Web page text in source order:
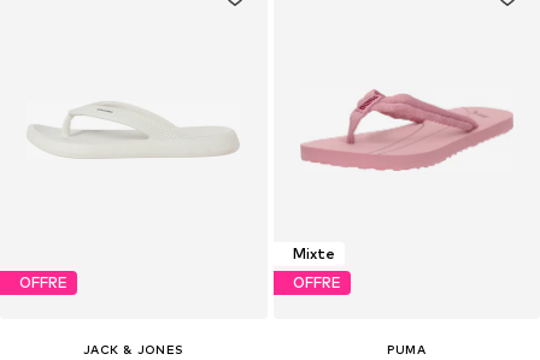
OFFRE
JACK & JONES
Mixte
OFFRE
PUMA